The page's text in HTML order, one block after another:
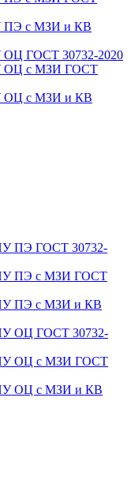
ПЭ с МЗИ и КВ
ОЦ ГОСТ 30732-2020
ОЦ с МЗИ ГОСТ
ОЦ с МЗИ и КВ
ПЭ ГОСТ 30732-
ПЭ с МЗИ ГОСТ
ПЭ с МЗИ и КВ
ОЦ ГОСТ 30732-
ОЦ с МЗИ ГОСТ
ОЦ с МЗИ и КВ